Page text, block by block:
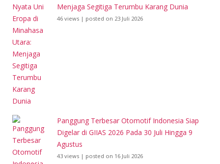
Menjaga Segitiga Terumbu Karang Dunia
46 views | posted on 23 Juli 2026
Panggung Terbesar Otomotif Indonesia Siap
Digelar di GIIAS 2026 Pada 30 Juli Hingga 9
Agustus
43 views | posted on 16 Juli 2026